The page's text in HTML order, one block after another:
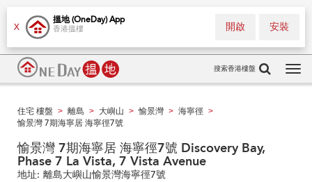
X
搵地 (OneDay) App
香港搵樓 安裝
開啟
搜索香港樓盤
住宅 樓盤 > 離島 > 大嶼山 > 愉景灣 > 海寧徑 >
愉景灣 7期海寧居 海寧徑7號
愉景灣 7期海寧居 海寧徑7號 Discovery Bay,
Phase 7 La Vista, 7 Vista Avenue
地址: 離島大嶼山愉景灣海寧徑7號